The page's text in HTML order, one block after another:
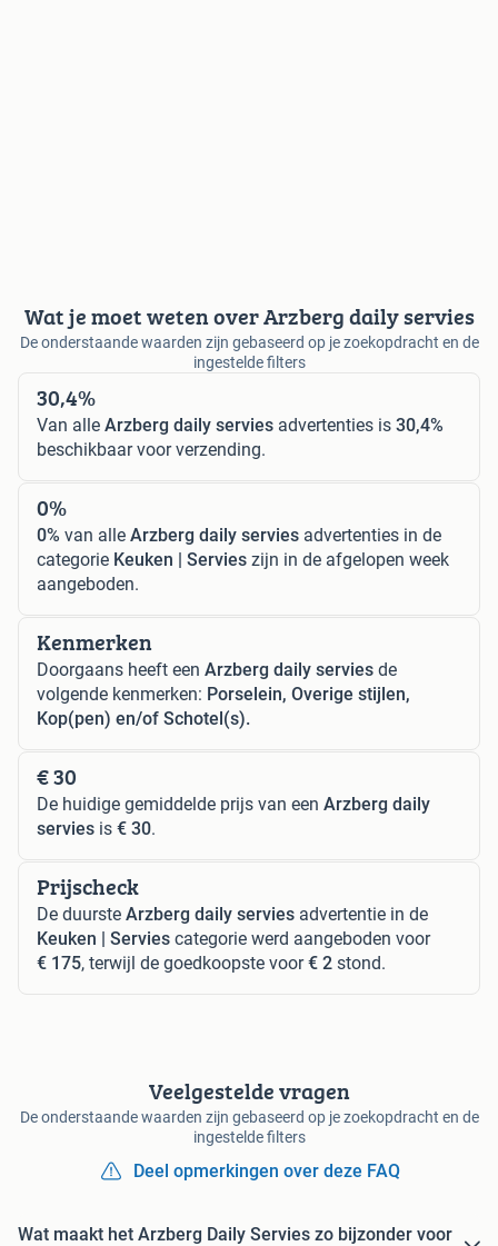
Wat je moet weten over Arzberg daily servies
De onderstaande waarden zijn gebaseerd op je zoekopdracht en de
ingestelde filters
30,4%
Van alle Arzberg daily servies advertenties is 30,4%
beschikbaar voor verzending.
0%
0% van alle Arzberg daily servies advertenties in de
categorie Keuken | Servies zijn in de afgelopen week
aangeboden.
Kenmerken
Doorgaans heeft een Arzberg daily servies de
volgende kenmerken: Porselein, Overige stijlen,
Kop(pen) en/of Schotel(s).
€ 30
De huidige gemiddelde prijs van een Arzberg daily
servies is € 30.
Prijscheck
De duurste Arzberg daily servies advertentie in de
Keuken | Servies categorie werd aangeboden voor
€ 175, terwijl de goedkoopste voor€ 2 stond.
Veelgestelde vragen
De onderstaande waarden zijn gebaseerd op je zoekopdracht en de
ingestelde filters
Deel opmerkingen over deze FAQ
Wat maakt het Arzberg Daily Servies zo bijzonder voor